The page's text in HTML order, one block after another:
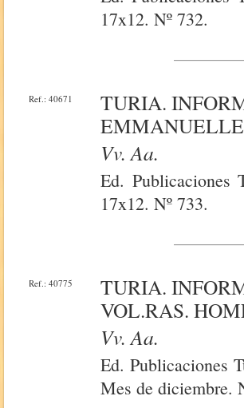
17x12. Nº 732.
Ref.: 40671
TURIA.
Vv. Aa.
Ed. Publicaciones
17x12. Nº 733.
Ref.: 40775
TURIA.
VOL.RAS.
Vv. Aa.
Ed. Publicaciones
Mes de diciembre.